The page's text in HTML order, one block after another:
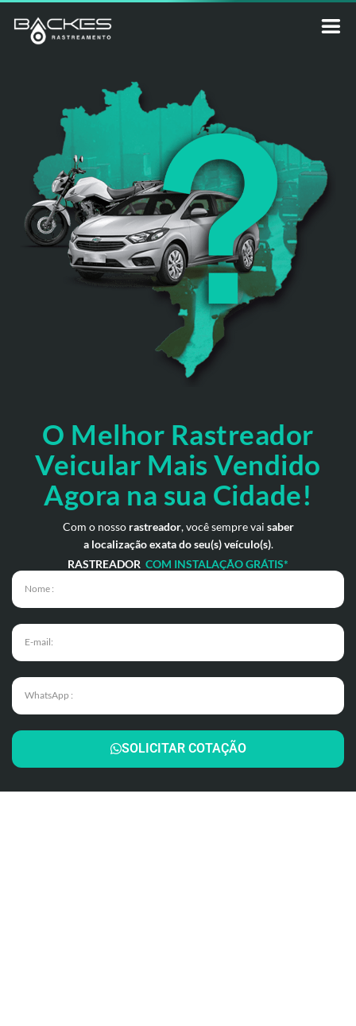
O Melhor Rastreador
Veicular Mais Vendido
Agora na sua Cidade!
Com o nosso rastreador, você sempre vai saber
a localização exata do seu(s) veículo(s).
RASTREADOR COM INSTALAÇÃO GRÁTIS*
SOLICITAR COTAÇÃO